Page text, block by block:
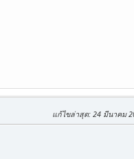
แก้ไขล่าสุด: 24 มีนาคม